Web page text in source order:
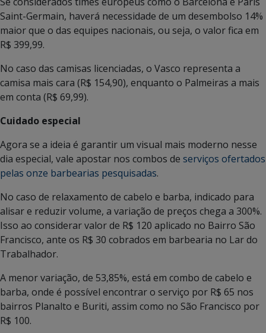
Saint-Germain, haverá necessidade de um desembolso 14%
maior que o das equipes nacionais, ou seja, o valor fica em
R$ 399,99.
No caso das camisas licenciadas, o Vasco representa a
camisa mais cara (R$ 154,90), enquanto o Palmeiras a mais
em conta (R$ 69,99).
Cuidado especial
Agora se a ideia é garantir um visual mais moderno nesse
dia especial, vale apostar nos combos de serviços ofertados
pelas onze barbearias pesquisadas.
No caso de relaxamento de cabelo e barba, indicado para
alisar e reduzir volume, a variação de preços chega a 300%.
Isso ao considerar valor de R$ 120 aplicado no Bairro São
Francisco, ante os R$ 30 cobrados em barbearia no Lar do
Trabalhador.
A menor variação, de 53,85%, está em combo de cabelo e
barba, onde é possível encontrar o serviço por R$ 65 nos
bairros Planalto e Buriti, assim como no São Francisco por
R$ 100.